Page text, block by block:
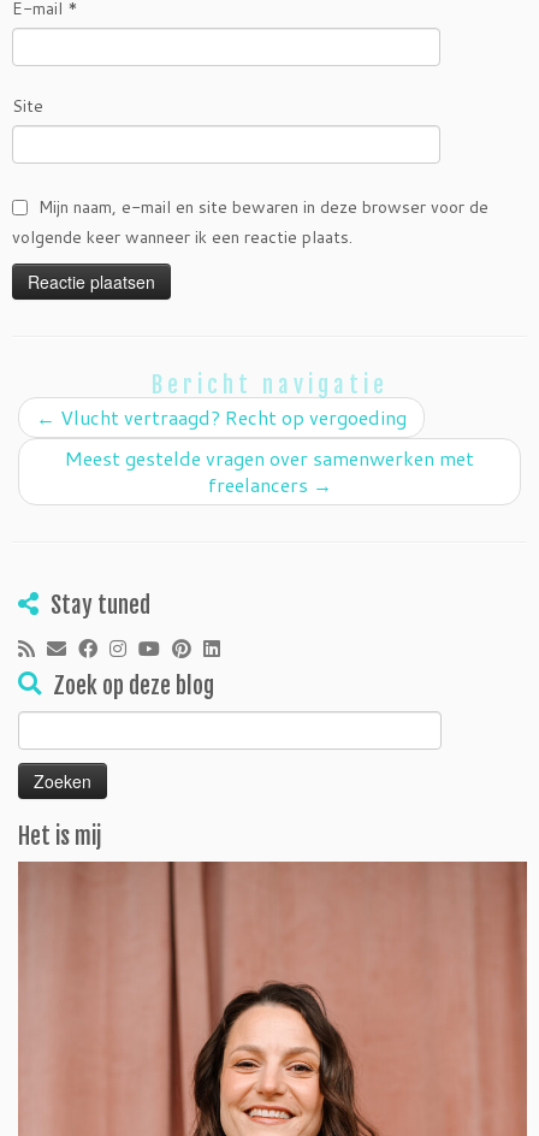
E-mail *
Site
Mijn naam, e-mail en site bewaren in deze browser voor de
volgende keer wanneer ik een reactie plaats.
Bericht navigatie
← Vlucht vertraagd? Recht op vergoeding
Meest gestelde vragen over samenwerken met
freelancers →
Stay tuned
Zoek op deze blog
Zoeken
naar:
Het is mij